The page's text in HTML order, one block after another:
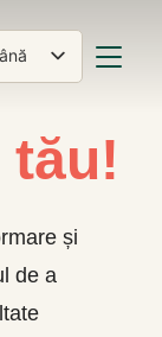
și
de a